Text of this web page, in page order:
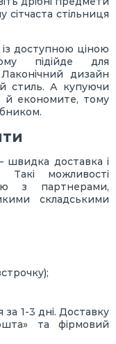
стільниця
доступною ціною
підійде для
дизайн
стиль. А купуючи
й економите, тому
доставка і
Такі можливості
з партнерами,
складськими
за 1-3 дні. Доставку
та фірмовий